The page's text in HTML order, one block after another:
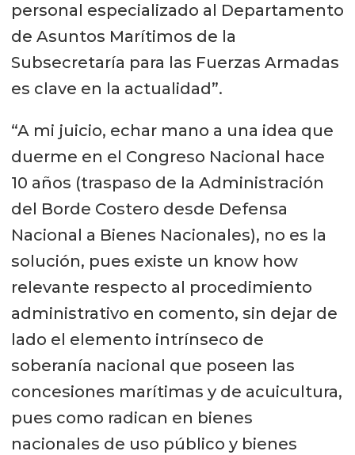
personal especializado al Departamento
de Asuntos Marítimos de la
Subsecretaría para las Fuerzas Armadas
es clave en la actualidad”.
“A mi juicio, echar mano a una idea que
duerme en el Congreso Nacional hace
10 años (traspaso de la Administración
del Borde Costero desde Defensa
Nacional a Bienes Nacionales), no es la
solución, pues existe un know how
relevante respecto al procedimiento
administrativo en comento, sin dejar de
lado el elemento intrínseco de
soberanía nacional que poseen las
concesiones marítimas y de acuicultura,
pues como radican en bienes
nacionales de uso público y bienes